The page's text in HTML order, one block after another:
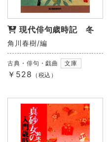
現代俳句歳時記 冬
角川春樹/編
古典・俳句・戯曲 文庫
￥528 （税込）